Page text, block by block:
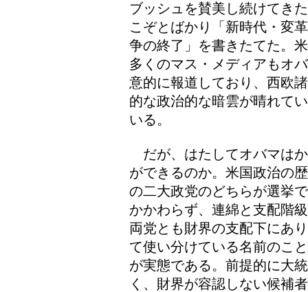
ブッシュを賛美し続けてき
こぞとばかり「新時代・変
争の終了」を書きたてた。
多くのマス・メディアもオ
意的に報道しており、西欧
的な政治的な暗雲が晴れて
いる。
だが、はたしてオバマは
ができるのか。米国政治の
の二大政党のどちらが選挙
かかわらず、連綿と支配階
両党とも財界の支配下にあ
て使い分けている名前のこ
が実態である。前提的に大
く、財界が容認しない候補